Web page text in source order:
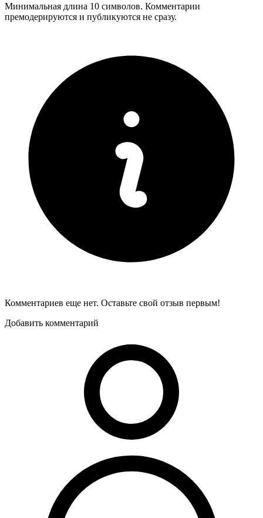
Минимальная длина 10 символов. Комментарии
премодерируются и публикуются не сразу.
Комментариев еще нет. Оставьте свой отзыв первым!
Добавить комментарий